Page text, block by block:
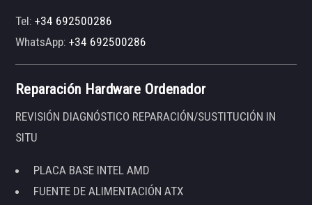
Tel:+34 692500286
WhatsApp:+34 692500286
Reparación Hardware Ordenador
REVISIÓN DIAGNÓSTICO REPARACIÓN/SUSTITUCIÓN IN
SITU
PLACA BASE INTEL AMD
FUENTE DE ALIMENTACIÓN ATX